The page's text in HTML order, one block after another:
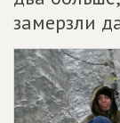
замерзли